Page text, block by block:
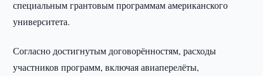
специальным грантовым программам американского
университета.
Согласно достигнутым договорённостям, расходы
участников программ, включая авиаперелёты,